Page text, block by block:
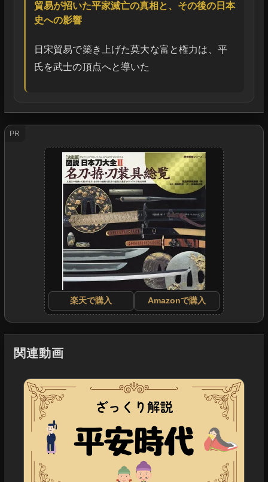
貿易が招いた平家滅亡の真相と、その後の日本
史への影響
日宋貿易で築き上げた莫大な富と権力は、平
氏を武士の頂点へと導いた
PR
楽天で購入 Amazonで購入
関連動画